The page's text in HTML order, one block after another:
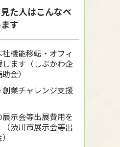
た人はこんなペ
す
機能移転・オフィ
ます（しぶかわ企
金）
創業チャレンジ支援
示会等出展費用を
渋川市展示会等出